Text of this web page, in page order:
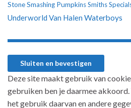
StoneSmashing PumpkinsSmiths
Underworld Van Halen Waterboys
Deze site maakt gebruik van
gebruiken ben je daarmee
het gebruik daarvan en andere